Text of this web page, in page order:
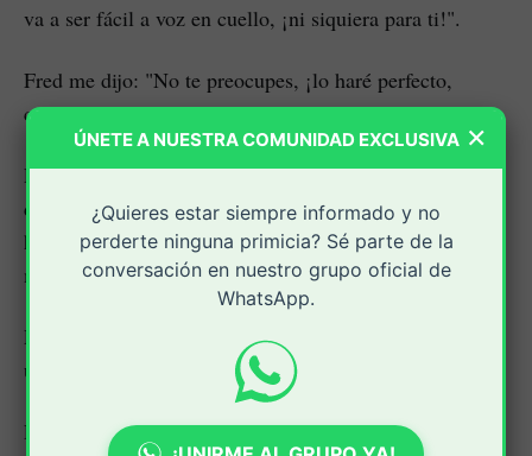
va a ser fácil a voz en cuello, ¡ni siquiera para ti!".
Fred me dijo: "No te preocupes, ¡lo haré perfecto,
cariño!".
Le dije: "Fred, no sé si será posible cantar esto". Y él
dijo: "Lo haré, cariño", se bebió el vodka, entró y lo
hizo de manera impresionante, demostró su habilidad al
máximo.
Freddie se apoyó contra la mesa de mezclas y... ofreció
una de las actuaciones más extraordinarias de su vida.
En la mezcla final de "The Show Must Go On", cuando
×
ÚNETE A NUESTRA COMUNIDAD EXCLUSIVA
¿Quieres estar siempre informado y no
perderte ninguna primicia? Sé parte de la
conversación en nuestro grupo oficial de
WhatsApp.